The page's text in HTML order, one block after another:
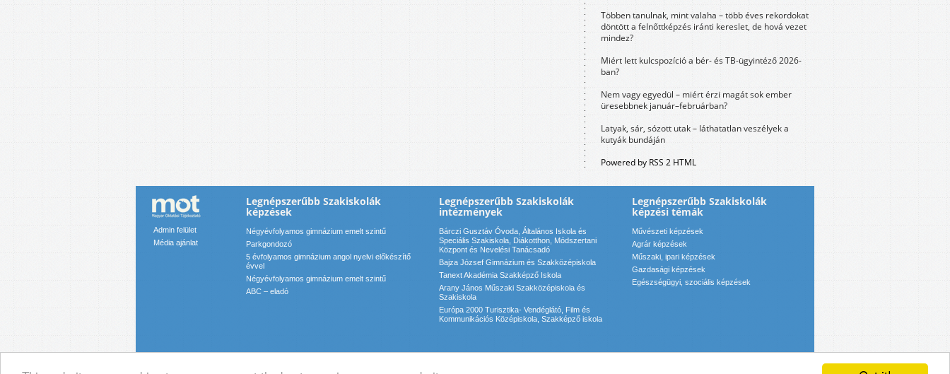
Többen tanulnak, mint valaha – több éves rekordokat
döntött a felnőttképzés iránti kereslet, de hová vezet
mindez?
Miért lett kulcspozíció a bér- és TB-ügyintéző 2026-
ban?
Nem vagy egyedül – miért érzi magát sok ember
üresebbnek január–februárban?
Latyak, sár, sózott utak – láthatatlan veszélyek a
kutyák bundáján
Powered by RSS 2 HTML
Admin felület
Média ajánlat
Legnépszerűbb Szakiskolák
képzések
Négyévfolyamos gimnázium emelt szintű
Parkgondozó
5 évfolyamos gimnázium angol nyelvi előkészítő
évvel
Négyévfolyamos gimnázium emelt szintű
ABC – eladó
Legnépszerűbb Szakiskolák
intézmények
Bárczi Gusztáv Óvoda, Általános Iskola és
Speciális Szakiskola, Diákotthon, Módszertani
Központ és Nevelési Tanácsadó
Bajza József Gimnázium és Szakközépiskola
Tanext Akadémia Szakképző Iskola
Arany János Műszaki Szakközépiskola és
Szakiskola
Európa 2000 Turisztika- Vendéglátó, Film és
Kommunikációs Középiskola, Szakképző iskola
Legnépszerűbb Szakiskolák
képzési témák
Művészeti képzések
Agrár képzések
Műszaki, ipari képzések
Gazdasági képzések
Egészségügyi, szociális képzések